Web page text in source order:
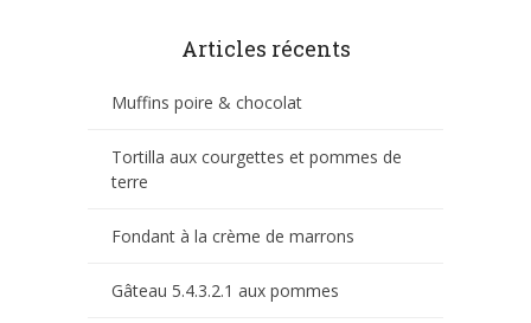
Articles récents
Muffins poire & chocolat
Tortilla aux courgettes et pommes de
terre
Fondant à la crème de marrons
Gâteau 5.4.3.2.1 aux pommes